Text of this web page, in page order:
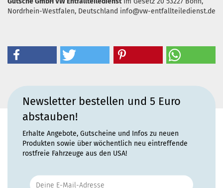
Nordrhein-Westfalen, Deutschland info@vw-entfallteiledienst.de
Newsletter bestellen und 5 Euro
abstauben!
Erhalte Angebote, Gutscheine und Infos zu neuen
Produkten sowie über wöchentlich neu eintreffende
rostfreie Fahrzeuge aus den USA!